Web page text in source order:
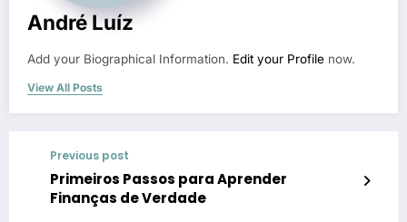
André Luíz
Add your Biographical Information. Edit your Profile now.
View All Posts
Previous post
Primeiros Passos para Aprender
Finanças de Verdade